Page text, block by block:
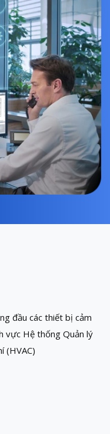
đầu các thiết bị cảm
vực Hệ thống Quản lý
(HVAC)